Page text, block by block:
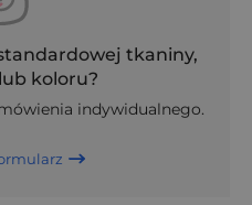
tkaniny,
koloru?
indywidualnego.